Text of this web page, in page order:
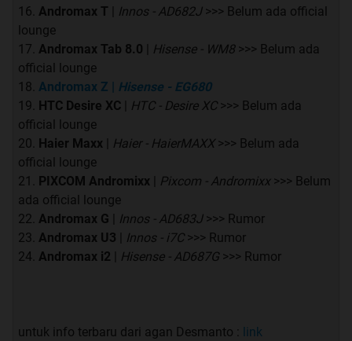
Andromax T
Innos - AD682J>>> Belum ada official
lounge
Andromax Tab 8.0
Hisense - WM8>>> Belum ada
official lounge
Andromax Z
Hisense - EG680
HTC Desire XC
HTC - Desire XC>>> Belum ada
official lounge
Haier Maxx
Haier - HaierMAXX>>> Belum ada
official lounge
PIXCOM Andromixx
Pixcom - Andromixx >>> Belum
ada official lounge
Andromax G
Innos - AD683J>>> Rumor
Andromax U3
Innos - i7C>>> Rumor
Andromax i2
Hisense - AD687G >>> Rumor
untuk info terbaru dari agan Desmanto : link